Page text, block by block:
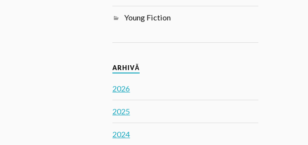
Young Fiction
ARHIVĂ
2026
2025
2024